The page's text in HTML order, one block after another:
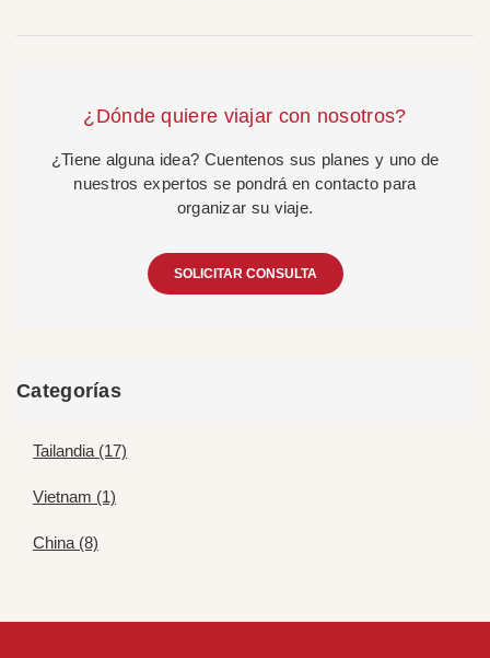
¿Dónde quiere viajar con nosotros?
¿Tiene alguna idea? Cuentenos sus planes y uno de
nuestros expertos se pondrá en contacto para
organizar su viaje.
SOLICITAR CONSULTA
Categorías
Tailandia (17)
Vietnam (1)
China (8)